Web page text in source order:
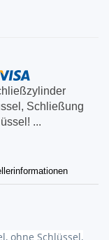
Schließung
...
ohne Schlüssel,